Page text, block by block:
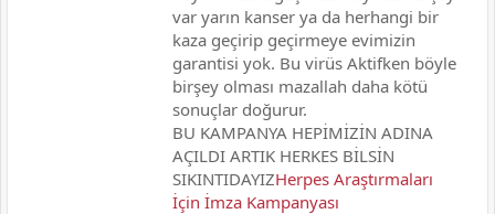
var yarın kanser ya da herhangi bir
kaza geçirip geçirmeye evimizin
garantisi yok. Bu virüs Aktifken böyle
birşey olması mazallah daha kötü
sonuçlar doğurur.
BU KAMPANYA HEPİMİZİN ADINA
AÇILDI ARTIK HERKES BİLSİN
SIKINTIDAYIZHerpes Araştırmaları
İçin İmza Kampanyası